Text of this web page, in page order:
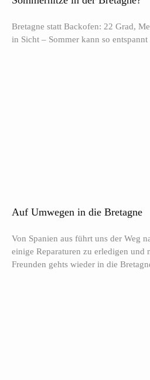
Bretagne statt Backofen: 22 Grad,
in Sicht – Sommer kann so entspannt
Auf Umwegen in die Bretagne
Von Spanien aus führt uns der Weg
einige Reparaturen zu erledigen und
Freunden gehts wieder in die